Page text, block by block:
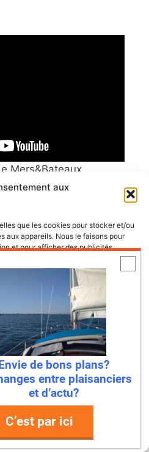
aux
que les cookies pour stocker et/ou
aux appareils. Nous le faisons pour
et pour afficher des publicités
ces technologies nous autorisera à
de navigation ou les ID
consentir ou de retirer son
sur certaines fonctonnalités et
Refuser
préférences
Traitement de vos données
personnelles
Mers&Bateaux
bateaux
France)
6,000.00€
Tes 678 BT
Bernard
22,000.00€
Jeanneau Symphonie
19,000.00€
de bons plans?
entre plaisanciers
et d’actu?
C’est par ici